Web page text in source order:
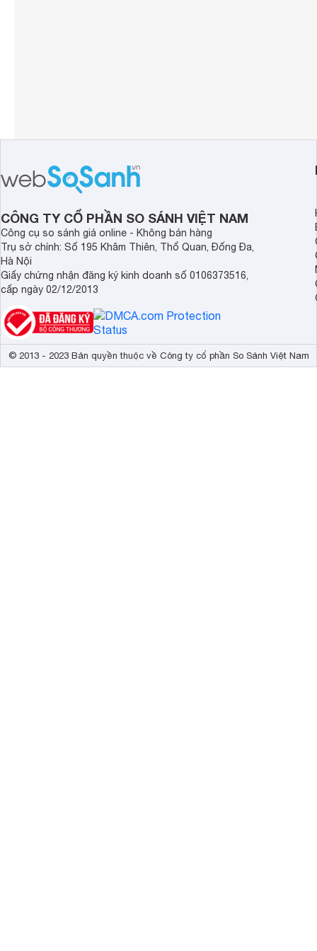
Tần số quét thực
Công nghệ âm thanh
Q-Symphony
Adaptive
Tổng công suất loa 20W
Số lượng loa 2
95.78 x 60.9
Trọng lượng có chân
Kích thước không chân, treo tường 95.78 x
CÔNG TY CỔ PHẦN SO SÁNH VIỆT NAM
Công cụ so sánh giá online - Không bán hàng
Trụ sở chính: Số 195 Khâm Thiên, Thổ Quan, Đống Đa,
Hà Nội
Giấy chứng nhận đăng ký kinh doanh số 0106373516,
cấp ngày 02/12/2013
© 2013 - 2023 Bản quyền thuộc về Công ty cổ phần So Sánh Việt Nam